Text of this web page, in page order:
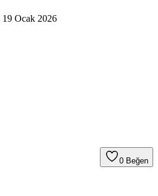
19 Ocak 2026
0 Beğen